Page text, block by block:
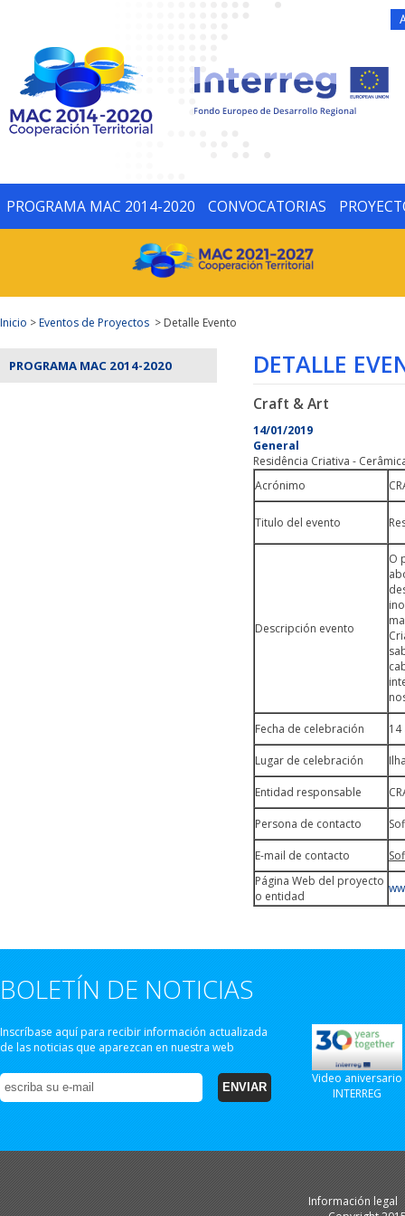
PROGRAMA MAC 2014-2020 CONVOCATORIAS
Inicio >Eventos de Proyectos > Detalle Evento
PROGRAMA MAC 2014-2020 DETALLE
Craft & Art
14/01/2019
General
Residência Criativa -
Acrónimo
Titulo del evento
Descripción evento
O
Fecha de celebración
Lugar de celebración
Entidad responsable
Persona de contacto
E-mail de contacto
Página Web del proyecto
o entidad
BOLETÍN DE NOTICIAS
Inscríbase aquí para recibir información actualizada
de las noticias que aparezcan en nuestra web
Video aniversario
INTERREG
Información legal